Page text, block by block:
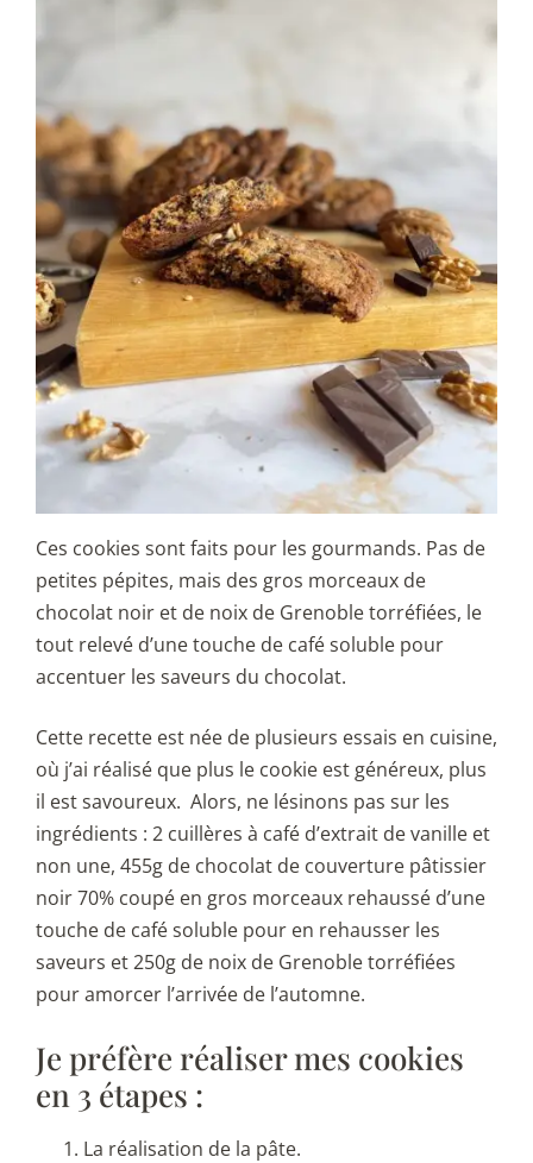
Ces cookies sont faits pour les gourmands. Pas de
petites pépites, mais des gros morceaux de
chocolat noir et de noix de Grenoble torréfiées, le
tout relevé d’une touche de café soluble pour
accentuer les saveurs du chocolat.
Cette recette est née de plusieurs essais en cuisine,
où j’ai réalisé que plus le cookie est généreux, plus
il est savoureux. Alors, ne lésinons pas sur les
ingrédients : 2 cuillères à café d’extrait de vanille et
non une, 455g de chocolat de couverture pâtissier
noir 70% coupé en gros morceaux rehaussé d’une
touche de café soluble pour en rehausser les
saveurs et 250g de noix de Grenoble torréfiées
pour amorcer l’arrivée de l’automne.
Je préfère réaliser mes cookies
en 3 étapes :
La réalisation de la pâte.